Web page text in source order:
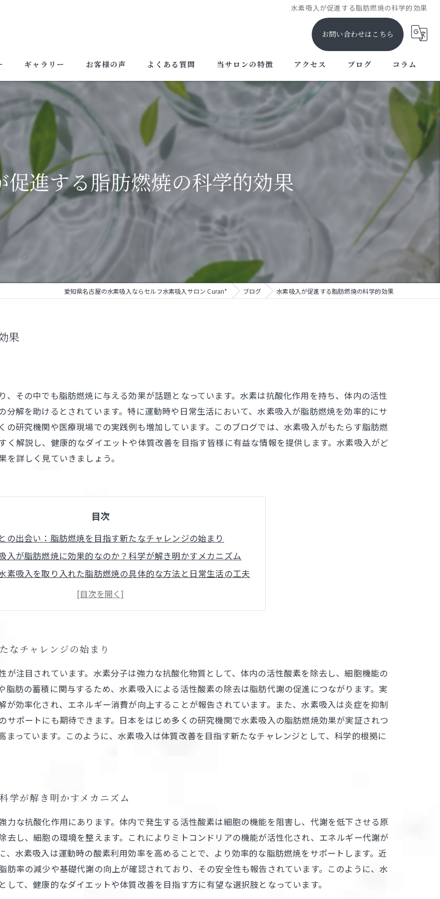
水素吸入が促進する脂肪燃焼の科学的効果
お問い合わせはこちら
ギャラリー お客様の声 よくある質問 当サロンの特徴
セルフサロン
女性
アクセス ブログ コラム
促進する脂肪燃焼の科学的効果
愛知県名古屋の水素吸入ならセルフ水素吸入サロン Curan* ブログ 水素吸入が促進する脂肪燃焼の科学的効果
果
その中でも脂肪燃焼に与える効果が話題となっています。水素は抗酸化作用を持ち、体内の活性
解を助けるとされています。特に運動時や日常生活において、水素吸入が脂肪燃焼を効率的にサ
の研究機関や医療現場での実践例も増加しています。このブログでは、水素吸入がもたらす脂肪燃
解説し、健康的なダイエットや体質改善を目指す皆様に有益な情報を提供します。水素吸入がど
詳しく見ていきましょう。
目次
の出会い：脂肪燃焼を目指す新たなチャレンジの始まり
入が脂肪燃焼に効果的なのか？科学が解き明かすメカニズム
素吸入を取り入れた脂肪燃焼の具体的な方法と日常生活の工夫
ら見る水素吸入の脂肪燃焼効果と健康改善の実証データ
紹介：水素吸入で脂肪燃焼を実感した人々の声と今後の可能性
効率化するための水素吸入活用ガイド
なチャレンジの始まり
注目されています。水素分子は強力な抗酸化物質として、体内の活性酸素を除去し、細胞機能の
肪の蓄積に関与するため、水素吸入による活性酸素の除去は脂肪代謝の促進につながります。実
が効率化され、エネルギー消費が向上することが報告されています。また、水素吸入は炎症を抑制
サポートにも期待できます。日本をはじめ多くの研究機関で水素吸入の脂肪燃焼効果が実証されつ
っています。このように、水素吸入は体質改善を目指す新たなチャレンジとして、科学的根拠に
学が解き明かすメカニズム
な抗酸化作用にあります。体内で発生する活性酸素は細胞の機能を阻害し、代謝を低下させる原
去し、細胞の環境を整えます。これによりミトコンドリアの機能が活性化され、エネルギー代謝が
水素吸入は運動時の酸素利用効率を高めることで、より効率的な脂肪燃焼をサポートします。近
肪率の減少や基礎代謝の向上が確認されており、その安全性も報告されています。このように、水
て、健康的なダイエットや体質改善を目指す方に有望な選択肢となっています。